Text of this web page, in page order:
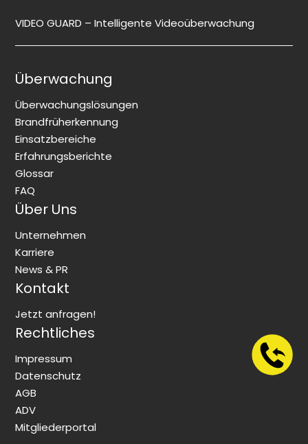
VIDEO GUARD – Intelligente Videoüberwachung
Überwachung
Überwachungslösungen
Brandfrüherkennung
Einsatzbereiche
Erfahrungsberichte
Glossar
FAQ
Über Uns
Unternehmen
Karriere
News & PR
Kontakt
Jetzt anfragen!
Rechtliches
Impressum
Datenschutz
AGB
ADV
Mitgliederportal